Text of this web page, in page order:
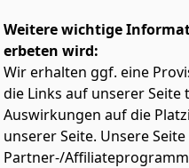
mit Reinigungslanze
Standarddüse,
sowie
Reinigungsaufgaben
Weitere wichtige
erbeten wird:
Wir erhalten ggf. eine
die Links auf unserer Seite
Auswirkungen auf die
unserer Seite. Unsere
Partner-/